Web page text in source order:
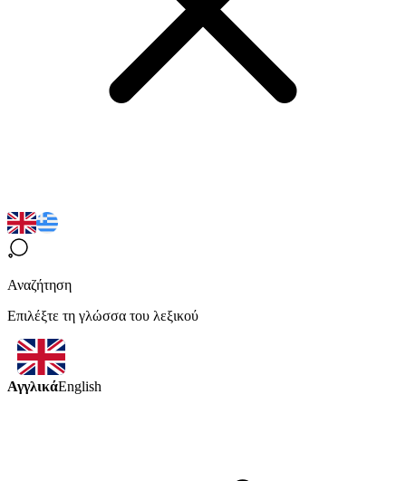
Αναζήτηση
Επιλέξτε τη γλώσσα του λεξικού
ΑγγλικάEnglish